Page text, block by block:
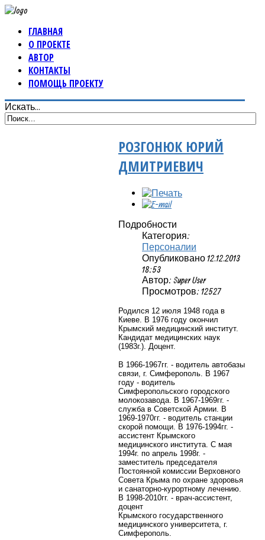
ГЛАВНАЯ
О ПРОЕКТЕ
АВТОР
КОНТАКТЫ
ПОМОЩЬ ПРОЕКТУ
Искать...
РОЗГОНЮК ЮРИЙ
ДМИТРИЕВИЧ
Подробности
Категория:
Персоналии
Опубликовано 12.12.2013
18:53
Автор: Super User
Просмотров: 12527
Родился 12 июля 1948 года в
Киеве. В 1976 году окончил
Крымский медицинский институт.
Кандидат медицинских наук
(1983г.). Доцент.
В 1966-1967гг. - водитель автобазы
связи, г. Симферополь. В 1967
году - водитель
Симферопольского городского
молокозавода. В 1967-1969гг. -
служба в Советской Армии. В
1969-1970гг. - водитель станции
скорой помощи. В 1976-1994гг. -
ассистент Крымского
медицинского института. С мая
1994г. по апрель 1998г. -
заместитель председателя
Постоянной комиссии Верховного
Совета Крыма по охране здоровья
и санаторно-курортному лечению.
В 1998-2010гг. - врач-ассистент,
доцент
Крымского государственного
медицинского университета, г.
Симферополь.